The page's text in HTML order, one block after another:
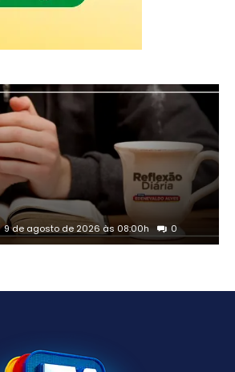
9 de agosto de 2026 às 08:00h 0